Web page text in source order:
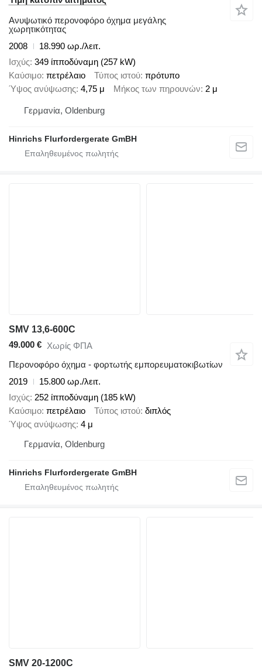
Ανυψωτικό περονοφόρο όχημα μεγάλης
χωρητικότητας
2008
18.990 ωρ./λειτ.
Ισχύς 349 ίπποδύναμη (257 kW)
Καύσιμο πετρέλαιο Τύπος ιστού πρότυπο
Ύψος ανύψωσης 4,75 μ Μήκος των πηρουνών 2 μ
Γερμανία, Oldenburg
Hinrichs Flurfordergerate GmBH
SMV 13,6-600C
49.000 € Χωρίς ΦΠΑ
Περονοφόρο όχημα - φορτωτής εμπορευματοκιβωτίων
2019
15.800 ωρ./λειτ.
Ισχύς 252 ίπποδύναμη (185 kW)
Καύσιμο πετρέλαιο Τύπος ιστού διπλός
Ύψος ανύψωσης 4 μ
Γερμανία, Oldenburg
Hinrichs Flurfordergerate GmBH
SMV 20-1200C